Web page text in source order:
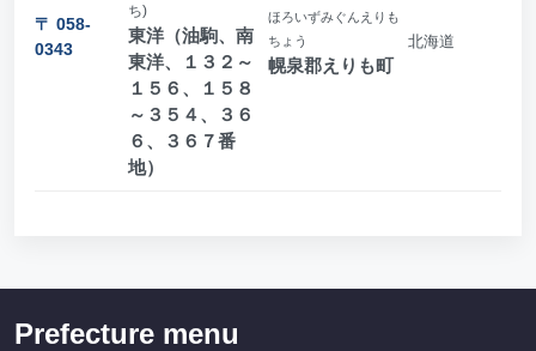
〒 058-
0343
ち)
東洋（油駒、南
東洋、１３２～
１５６、１５８
～３５４、３６
６、３６７番
地）
ほろいずみぐんえりも
ちょう
幌泉郡えりも町
北海道
Prefecture menu